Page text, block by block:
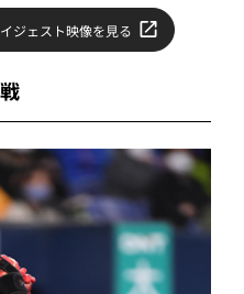
ジェスト映像を見る